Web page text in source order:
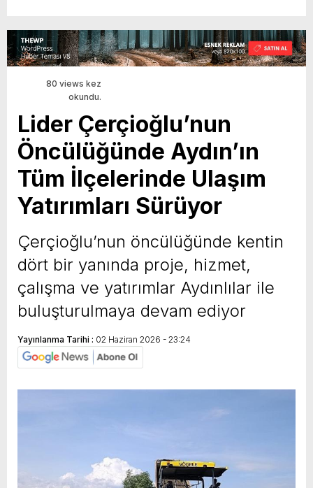
80 views kez
okundu.
Lider Çerçioğlu’nun
Öncülüğünde Aydın’ın
Tüm İlçelerinde Ulaşım
Yatırımları Sürüyor
Çerçioğlu’nun öncülüğünde kentin
dört bir yanında proje, hizmet,
çalışma ve yatırımlar Aydınlılar ile
buluşturulmaya devam ediyor
Yayınlanma Tarihi : 02 Haziran 2026 - 23:24